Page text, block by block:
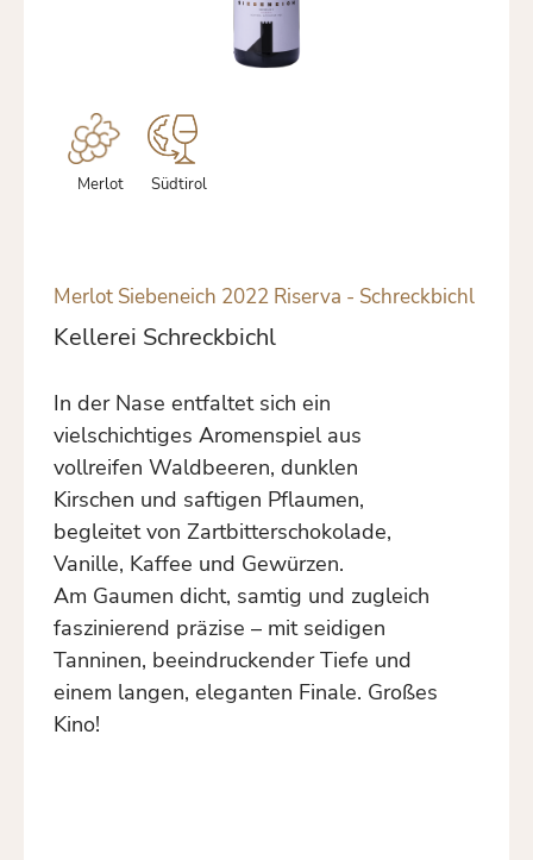
Merlot Südtirol
Merlot Siebeneich 2022 Riserva - Schreckbichl
Kellerei Schreckbichl
In der Nase entfaltet sich ein
vielschichtiges Aromenspiel aus
vollreifen Waldbeeren, dunklen
Kirschen und saftigen Pflaumen,
begleitet von Zartbitterschokolade,
Vanille, Kaffee und Gewürzen.
Am Gaumen dicht, samtig und zugleich
faszinierend präzise – mit seidigen
Tanninen, beeindruckender Tiefe und
einem langen, eleganten Finale. Großes
Kino!